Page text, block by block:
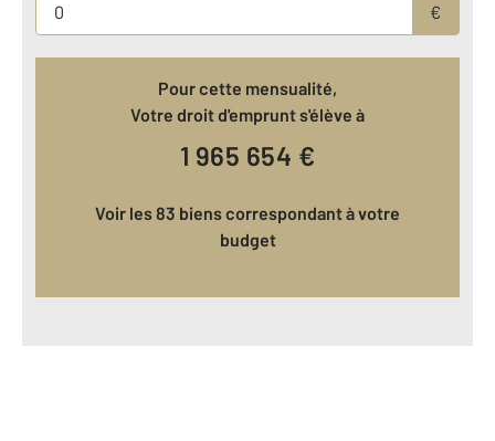
€
Pour cette mensualité,
Votre droit d'emprunt s'élève à
1 965 654 €
Voir les 83 biens correspondant à votre
budget